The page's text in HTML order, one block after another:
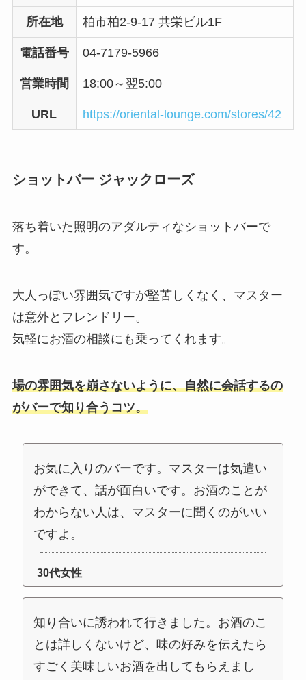
所在地 柏市柏2-9-17 共栄ビル1F
電話番号 04-7179-5966
営業時間 18:00～翌5:00
URL https://oriental-lounge.com/stores/42
ショットバー ジャックローズ
落ち着いた照明のアダルティなショットバーで
す。
大人っぽい雰囲気ですが堅苦しくなく、マスター
は意外とフレンドリー。
気軽にお酒の相談にも乗ってくれます。
場の雰囲気を崩さないように、自然に会話するの
がバーで知り合うコツ。
お気に入りのバーです。マスターは気遣い
ができて、話が面白いです。お酒のことが
わからない人は、マスターに聞くのがいい
ですよ。
30代女性
知り合いに誘われて行きました。お酒のこ
とは詳しくないけど、味の好みを伝えたら
すごく美味しいお酒を出してもらえまし